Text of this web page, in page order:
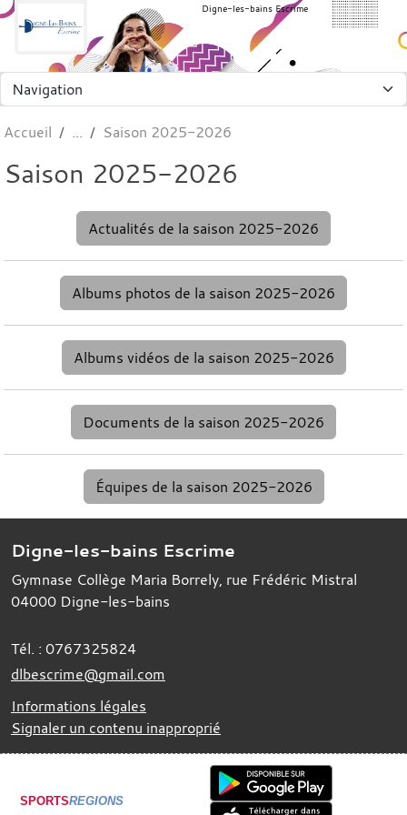
Digne-les-bains Escrime
Accueil Saison 2025-2026
Saison 2025-2026
Actualités de la saison 2025-2026
Albums photos de la saison 2025-2026
Albums vidéos de la saison 2025-2026
Documents de la saison 2025-2026
Équipes de la saison 2025-2026
Digne-les-bains Escrime
Gymnase Collège Maria Borrely, rue Frédéric Mistral
04000 Digne-les-bains
Tél. : 0767325824
dlbescrime@gmail.com
Informations légales
Signaler un contenu inapproprié
SPORTSREGIONS
Panneau de gestion des cookies